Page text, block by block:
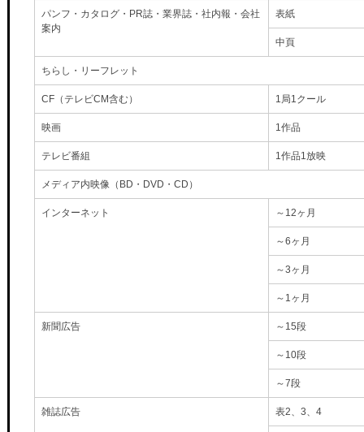
パンフ・カタログ・PR誌・業界誌・社内報・会社
案内
表紙
中頁
ちらし・リーフレット
CF（テレビCM含む） 1局1クール
映画 1作品
テレビ番組 1作品1放映
メディア内映像（BD・DVD・CD）
インターネット ～12ヶ月
～6ヶ月
～3ヶ月
～1ヶ月
新聞広告 ～15段
～10段
～7段
雑誌広告 表2、3、4